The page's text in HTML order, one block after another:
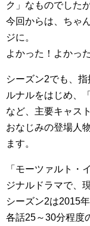
ク」なものでしたが
今回からは、ちゃ
ジに。
よかった！よかっ
シーズン2でも、
ルナルをはじめ、
など、主要キャス
おなじみの登場人
ます。
「モーツァルト・
ジナルドラマで、
シーズン2は2015年
各話25～30分程度